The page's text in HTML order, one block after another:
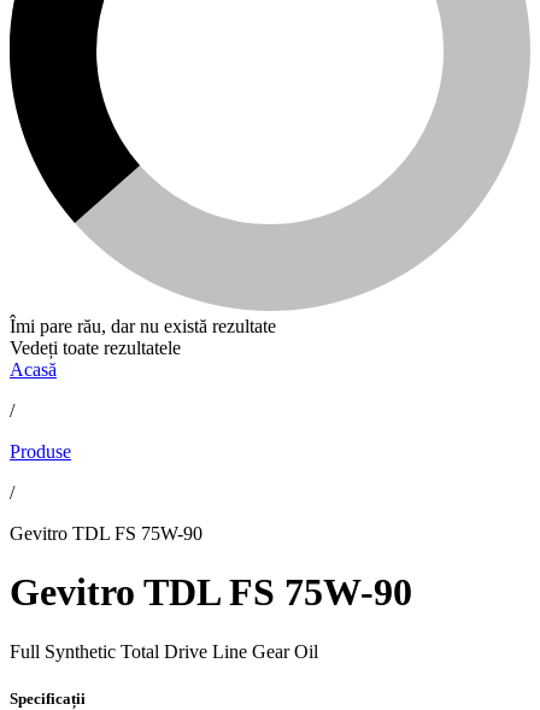
Îmi pare rău, dar nu există rezultate
Vedeți toate rezultatele
Acasă
/
Produse
/
Gevitro TDL FS 75W-90
Gevitro TDL FS 75W-90
Full Synthetic Total Drive Line Gear Oil
Specificații